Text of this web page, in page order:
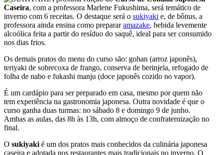
Caseira, com a professora Marlene Fukushima, será temático de
inverno com 6 receitas. O destaque será o sukiyaki e, de bônus, a
professora ainda ensina como prepararamazake, bebida levemente
alcoólica feita a partir do resíduo do saquê, ideal para ser consumido
nos dias frios.
Os demais pratos do menu do curso são: gohan (arroz japonês),
teriyaki de sobrecoxa de frango, conserva de berinjela, refogado de
folha de nabo e fukashi manju (doce japonês cozido no vapor).
É um cardápio para ser preparado em casa, mesmo por quem não
tem experiência na gastronomia japonesa. Outra novidade é que o
curso ganha duas turmas: no sábado 8 e domingo 9 de junho.
Ambas as aulas, das 8h às 13h, com almoço de confraternização no
final.
O sukiyaki é um dos pratos mais conhecidos da culinária japonesa
caseira e adotada nos restaurantes mais tradicionais no inverno. O